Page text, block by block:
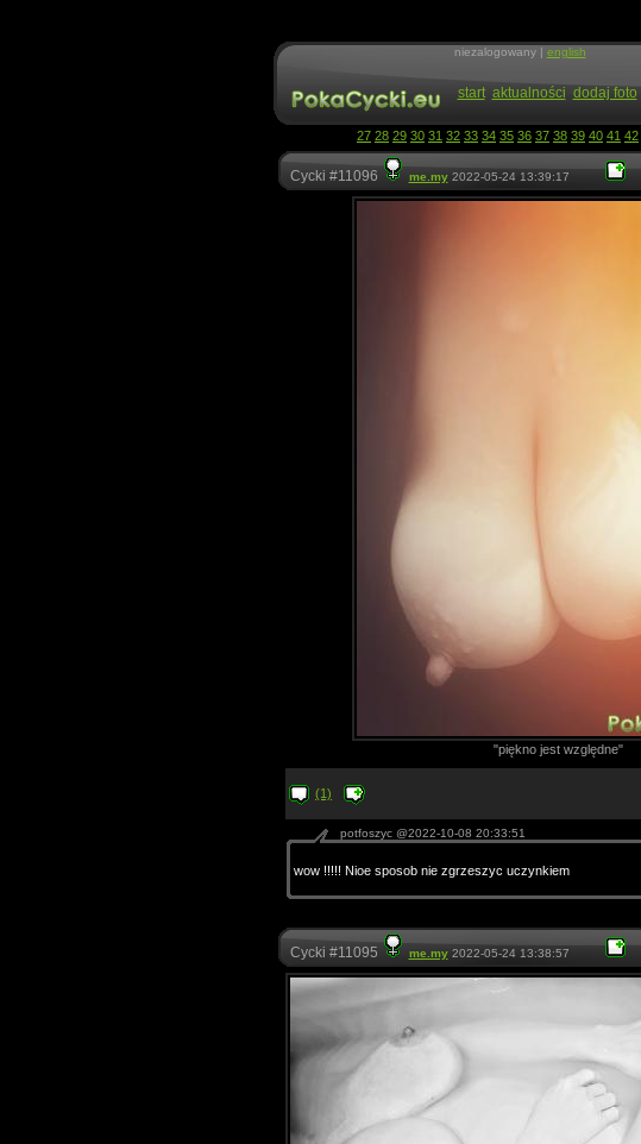
niezalogowany | english
start aktualności dodaj foto
27 28 29 30 31 32 33 34 35 36 37 38 39 40 41 42
Cycki #11096 me.my2022-05-24 13:39:17
"piękno jest względne"
(1)
potfoszyc @2022-10-08 20:33:51
wow !!!!! Nioe sposob nie zgrzeszyc uczynkiem
Cycki #11095 me.my2022-05-24 13:38:57